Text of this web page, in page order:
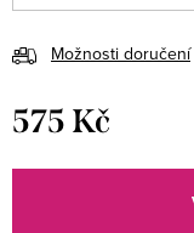
Možnosti doručení
575 Kč
cena: